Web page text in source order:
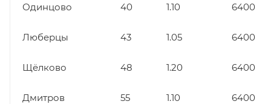
Одинцово 40 1.10 6400
Люберцы 43 1.05 6400
Щёлково 48 1.20 6400
Дмитров 55 1.10 6400